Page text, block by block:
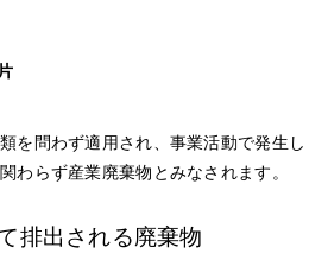
を問わず適用され、事業活動で発生し
わらず産業廃棄物とみなされます。
排出される廃棄物